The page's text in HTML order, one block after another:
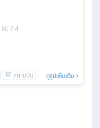
PG 714
ดูรูปเพิ่มเติม